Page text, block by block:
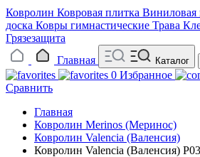
Ковролин Ковровая плитка Виниловая
доска Ковры гимнастические Трава
Грязезащита
Главная
Каталог
0 Избранное
Сравнить
Главная
Ковролин Merinos (Меринос)
Ковролин Valencia (Валенсия)
Ковролин Valencia (Валенсия)